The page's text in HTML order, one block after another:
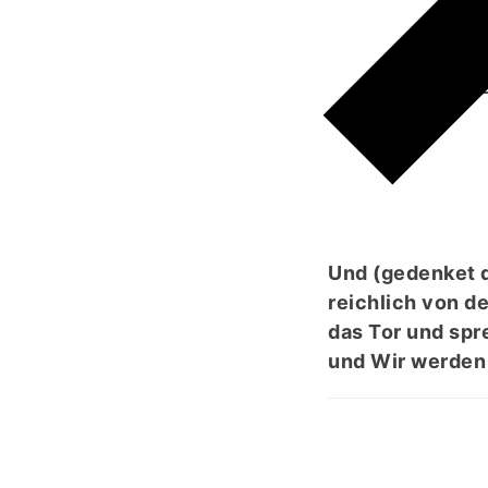
Und (gedenket
reichlich von
das Tor und
und Wir